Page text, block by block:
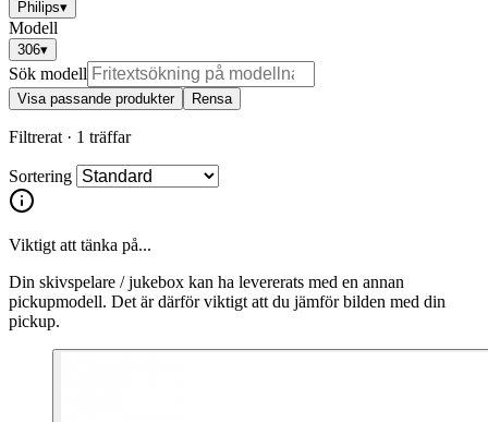
Philips▾
Modell
306▾
Sök modell
Visa passande produkter Rensa
Filtrerat · 1 träffar
Sortering
Viktigt att tänka på...
Din skivspelare / jukebox kan ha levererats med en annan
pickupmodell. Det är därför viktigt att du jämför bilden med din
pickup.